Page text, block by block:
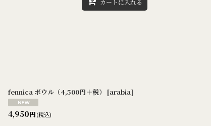
カートに入れる
fennica ボウル（4,500円＋税） [arabia]
4,950円(税込)